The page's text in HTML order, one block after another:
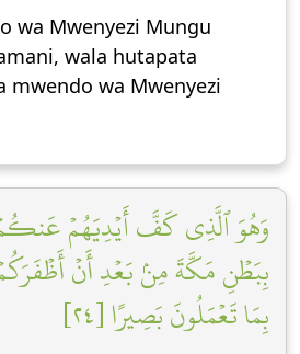
wa Mwenyezi Mungu
wala hutapata
mwendo wa Mwenyezi
وَهُوَ ٱلَّذِي كَفَّ أَيۡدِيَهُمۡ
بِبَطۡنِ مَكَّةَ مِنۢ بَعۡدِ أَنۡ
بِمَا تَعۡمَلُونَ بَصِيرًا [٢٤]